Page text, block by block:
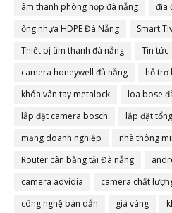
âm thanh phòng họp đà nẵng
địa
ống nhựa HDPE Đà Nẵng
Smart
Thiết bị âm thanh đà nẵng
Tin tức
camera honeywell đà nẵng
hỗ trợ
khóa vân tay metalock
loa bose
lắp đặt camera bosch
lắp đặt
mạng doanh nghiệp
nhà thông
Router cân bằng tải Đà nẵng
camera advidia
camera chất
công nghệ bán dẫn
giá vàng